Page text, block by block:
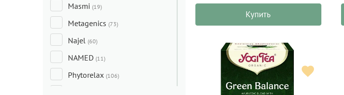
Masmi (19)
Metagenics (73)
Najel (60)
NAMED (11)
Phytorelax (106)
Купить